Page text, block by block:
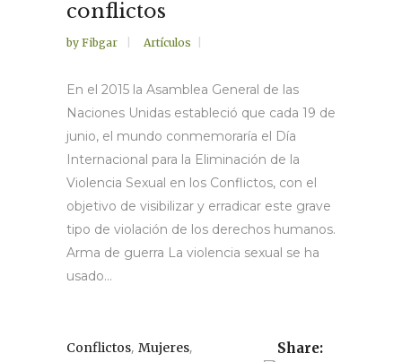
conflictos
by Fibgar Artículos
En el 2015 la Asamblea General de las
Naciones Unidas estableció que cada 19 de
junio, el mundo conmemoraría el Día
Internacional para la Eliminación de la
Violencia Sexual en los Conflictos, con el
objetivo de visibilizar y erradicar este grave
tipo de violación de los derechos humanos.
Arma de guerra La violencia sexual se ha
usado...
Conflictos, Mujeres, Share: